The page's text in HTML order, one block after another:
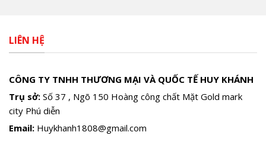
LIÊN HỆ
CÔNG TY TNHH THƯƠNG MẠI VÀ QUỐC TẾ HUY KHÁNH
Trụ sở: Số 37 , Ngõ 150 Hoàng công chất Mặt Gold mark
city Phú diễn
Email: Huykhanh1808@gmail.com